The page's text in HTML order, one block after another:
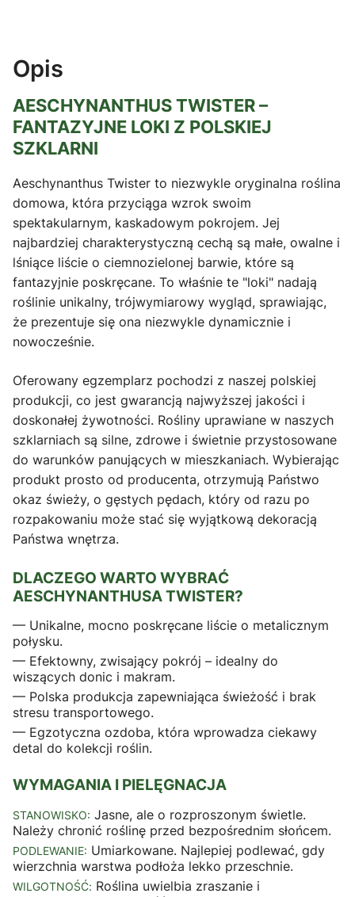
Opis
AESCHYNANTHUS TWISTER –
FANTAZYJNE LOKI Z POLSKIEJ
SZKLARNI
Aeschynanthus Twister to niezwykle oryginalna roślina
domowa, która przyciąga wzrok swoim
spektakularnym, kaskadowym pokrojem. Jej
najbardziej charakterystyczną cechą są małe, owalne i
lśniące liście o ciemnozielonej barwie, które są
fantazyjnie poskręcane. To właśnie te "loki" nadają
roślinie unikalny, trójwymiarowy wygląd, sprawiając,
że prezentuje się ona niezwykle dynamicznie i
nowocześnie.
Oferowany egzemplarz pochodzi z naszej polskiej
produkcji, co jest gwarancją najwyższej jakości i
doskonałej żywotności. Rośliny uprawiane w naszych
szklarniach są silne, zdrowe i świetnie przystosowane
do warunków panujących w mieszkaniach. Wybierając
produkt prosto od producenta, otrzymują Państwo
okaz świeży, o gęstych pędach, który od razu po
rozpakowaniu może stać się wyjątkową dekoracją
Państwa wnętrza.
DLACZEGO WARTO WYBRAĆ
AESCHYNANTHUSA TWISTER?
— Unikalne, mocno poskręcane liście o metalicznym
połysku.
— Efektowny, zwisający pokrój – idealny do
wiszących donic i makram.
— Polska produkcja zapewniająca świeżość i brak
stresu transportowego.
— Egzotyczna ozdoba, która wprowadza ciekawy
detal do kolekcji roślin.
WYMAGANIA I PIELĘGNACJA
STANOWISKO: Jasne, ale o rozproszonym świetle.
Należy chronić roślinę przed bezpośrednim słońcem.
PODLEWANIE: Umiarkowane. Najlepiej podlewać, gdy
wierzchnia warstwa podłoża lekko przeschnie.
WILGOTNOŚĆ: Roślina uwielbia zraszanie i